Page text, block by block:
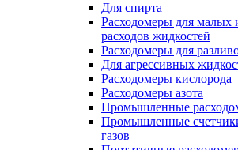
Для спирта
Расходомеры для малых
расходов жидкостей
Расходомеры для
Для агрессивных
Расходомеры кислорода
Расходомеры азота
Промышленные
Промышленные
газов